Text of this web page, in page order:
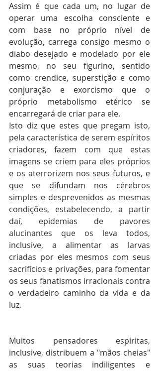
Assim é que cada um, no lugar de
operar uma escolha consciente e
com base no próprio nível de
evolução, carrega consigo mesmo o
diabo desejado e modelado por ele
mesmo, no seu figurino, sentido
como crendice, superstição e como
conjuração e exorcismo que o
próprio metabolismo etérico se
encarregará de criar para ele.
Isto diz que estes que pregam isto,
pela característica de serem espíritos
criadores, fazem com que estas
imagens se criem para eles próprios
e os aterrorizem nos seus futuros, e
que se difundam nos cérebros
simples e desprevenidos as mesmas
condições, estabelecendo, a partir
daí, epidemias de pavores
alucinantes que os leva todos,
inclusive, a alimentar as larvas
criadas por eles mesmos com seus
sacrifícios e privações, para fomentar
os seus fanatismos irracionais contra
o verdadeiro caminho da vida e da
luz.
Muitos pensadores espíritas,
inclusive, distribuem a "mãos cheias"
as suas teorias indiligentes e